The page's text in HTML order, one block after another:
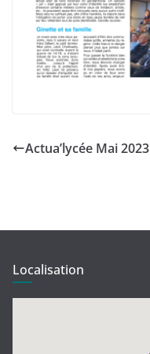
Actua’lycée Mai 2023
Localisation